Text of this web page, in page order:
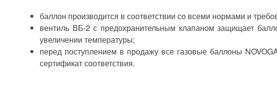
баллон производится в соответствии со всеми нормами и
вентиль ВБ-2 с предохранительным клапаном защищает
увеличении температуры;
перед поступлением в продажу все газовые баллоны
сертификат соответствия.